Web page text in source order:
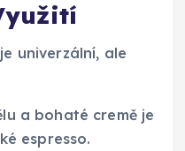
univerzální, ale
a bohaté cremě je
espresso.